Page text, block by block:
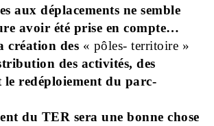
aux déplacements ne semble
avoir été prise en compte…
création des « pôles- territoire »
des activités, des
redéploiement du parc-
du TER sera une bonne chose